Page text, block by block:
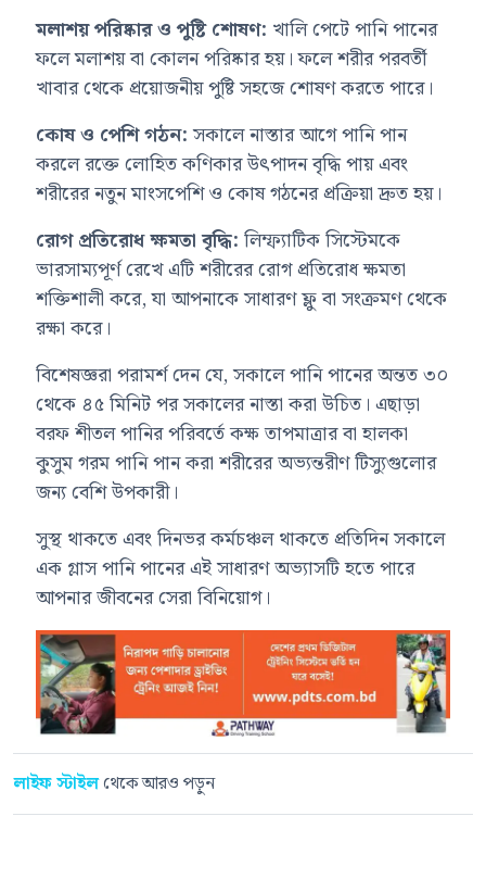
মলাশয় পরিষ্কার ও পুষ্টি শোষণ: খালি পেটে পানি পানের
ফলে মলাশয় বা কোলন পরিষ্কার হয়। ফলে শরীর পরবর্তী
খাবার থেকে প্রয়োজনীয় পুষ্টি সহজে শোষণ করতে পারে।
কোষ ও পেশি গঠন:সকালে নাস্তার আগে পানি পান
করলে রক্তে লোহিত কণিকার উৎপাদন বৃদ্ধি পায় এবং
শরীরের নতুন মাংসপেশি ও কোষ গঠনের প্রক্রিয়া দ্রুত হয়।
রোগ প্রতিরোধ ক্ষমতা বৃদ্ধি: লিম্ফ্যাটিক সিস্টেমকে
ভারসাম্যপূর্ণ রেখে এটি শরীরের রোগ প্রতিরোধ ক্ষমতা
শক্তিশালী করে, যা আপনাকে সাধারণ ফ্লু বা সংক্রমণ থেকে
রক্ষা করে।
বিশেষজ্ঞরা পরামর্শ দেন যে, সকালে পানি পানের অন্তত ৩০
থেকে ৪৫ মিনিট পর সকালের নাস্তা করা উচিত। এছাড়া
বরফ শীতল পানির পরিবর্তে কক্ষ তাপমাত্রার বা হালকা
কুসুম গরম পানি পান করা শরীরের অভ্যন্তরীণ টিস্যুগুলোর
জন্য বেশি উপকারী।
সুস্থ থাকতে এবং দিনভর কর্মচঞ্চল থাকতে প্রতিদিন সকালে
এক গ্লাস পানি পানের এই সাধারণ অভ্যাসটি হতে পারে
আপনার জীবনের সেরা বিনিয়োগ।
লাইফ স্টাইলথেকে আরও পড়ুন